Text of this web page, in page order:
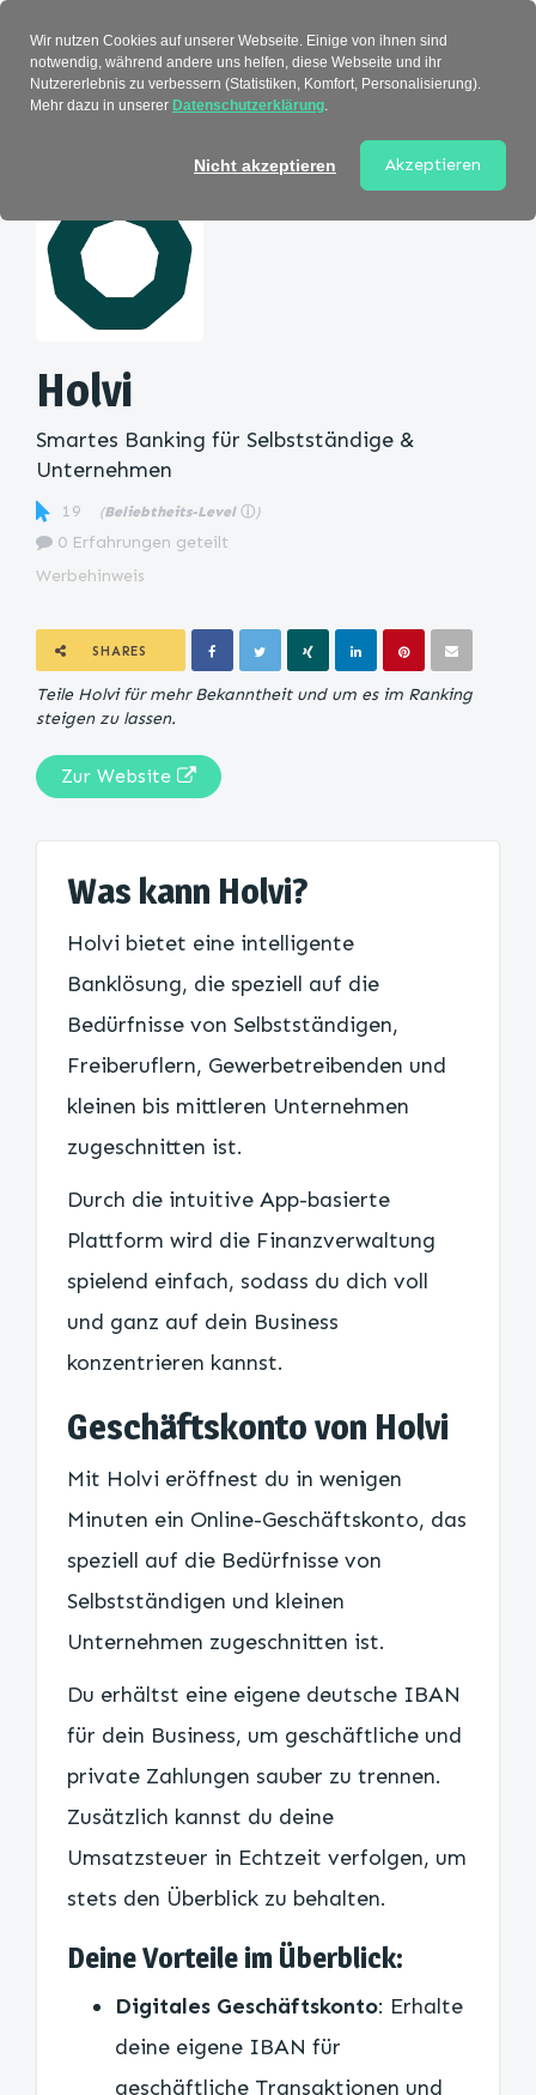
Holvi
Smartes Banking für Selbstständige &
Unternehmen
19 (Beliebtheits-Level ⓘ )
0 Erfahrungen geteilt
Werbehinweis
SHARES
Teile Holvi für mehr Bekanntheit und um es im Ranking
steigen zu lassen.
Zur Website
Was kann Holvi?
Holvi bietet eine intelligente
Banklösung, die speziell auf die
Bedürfnisse von Selbstständigen,
Freiberuflern, Gewerbetreibenden und
kleinen bis mittleren Unternehmen
zugeschnitten ist.
Durch die intuitive App-basierte
Plattform wird die Finanzverwaltung
spielend einfach, sodass du dich voll
und ganz auf dein Business
konzentrieren kannst.
Geschäftskonto von Holvi
Mit Holvi eröffnest du in wenigen
Minuten ein Online-Geschäftskonto, das
speziell auf die Bedürfnisse von
Selbstständigen und kleinen
Unternehmen zugeschnitten ist.
Du erhältst eine eigene deutsche IBAN
für dein Business, um geschäftliche und
private Zahlungen sauber zu trennen.
Zusätzlich kannst du deine
Umsatzsteuer in Echtzeit verfolgen, um
stets den Überblick zu behalten.
Deine Vorteile im Überblick:
Digitales Geschäftskonto: Erhalte
deine eigene IBAN für
geschäftliche Transaktionen und
Wir nutzen Cookies auf unserer Webseite. Einige von ihnen sind
notwendig, während andere uns helfen, diese Webseite und ihr
Nutzererlebnis zu verbessern (Statistiken, Komfort, Personalisierung).
Mehr dazu in unserer Datenschutzerklärung.
Nicht akzeptieren Akzeptieren